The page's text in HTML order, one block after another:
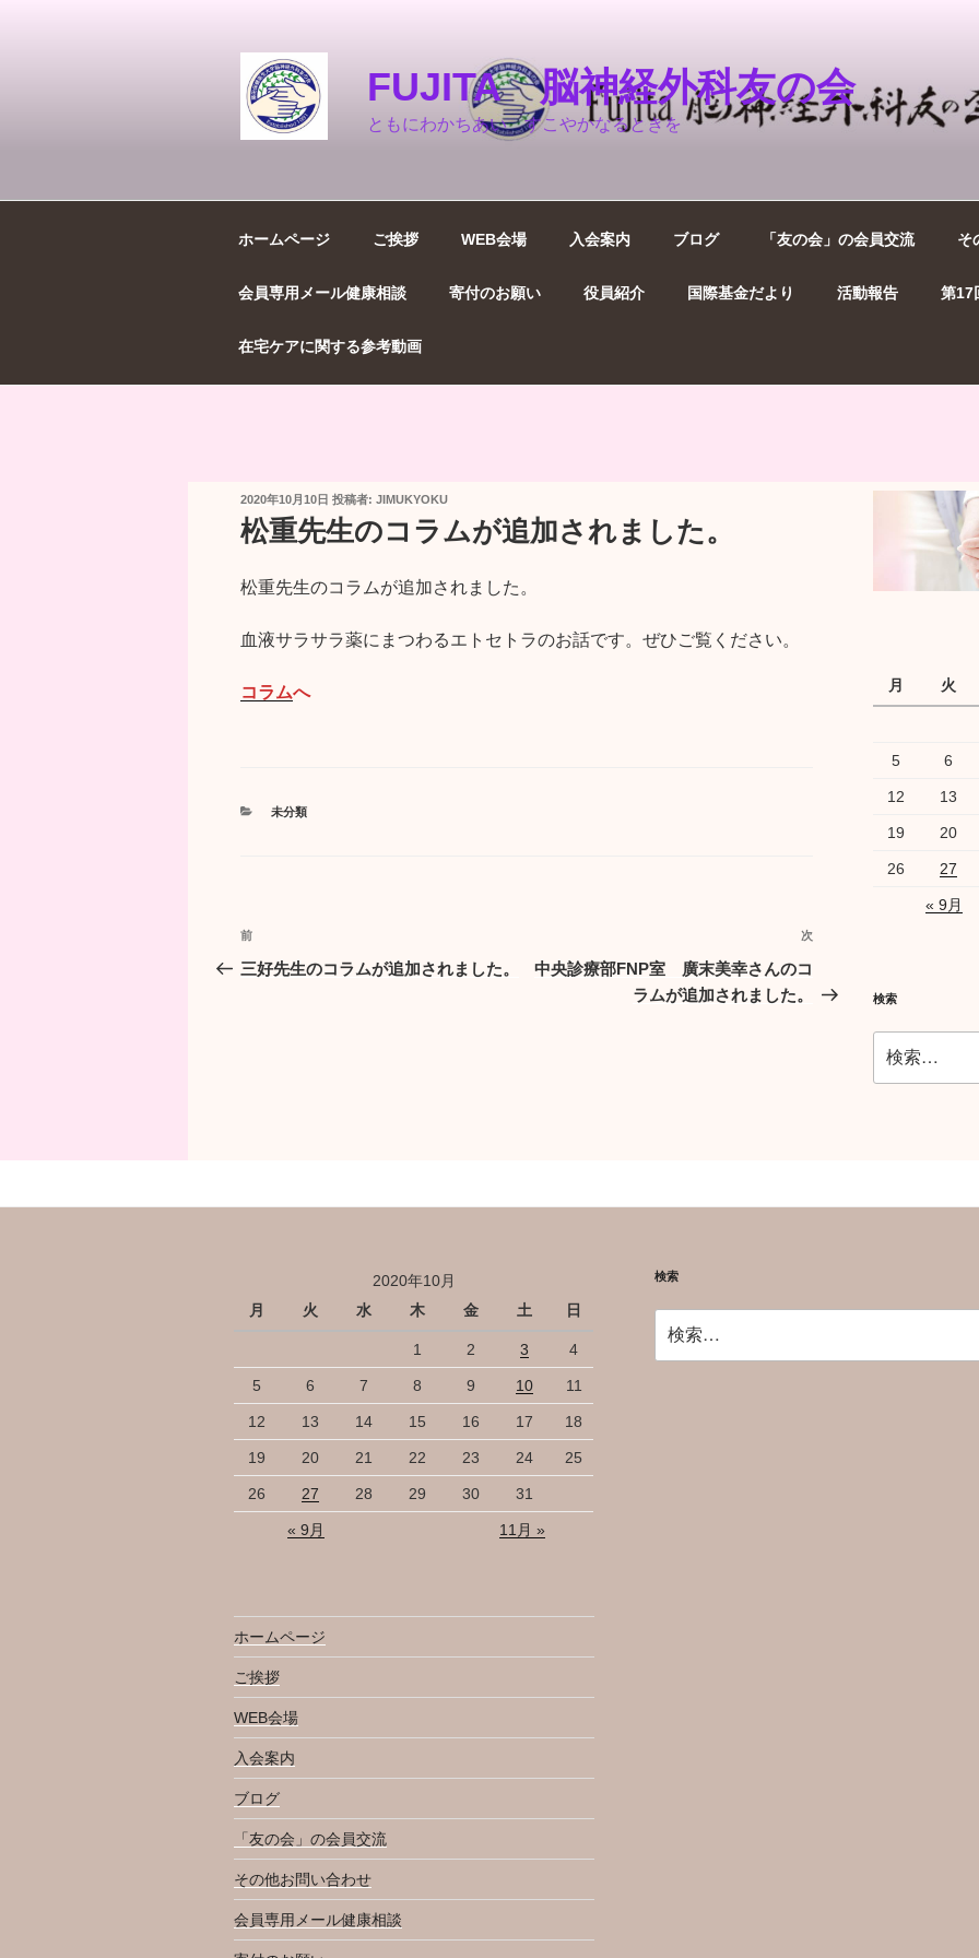
FUJITA 脳神経外科友の会
ともにわかちあい すこやかなるときを
ホームページ ご挨拶 WEB会場 入会案内 ブログ 「友の会」の会員交流 そ
会員専用メール健康相談 寄付のお願い 役員紹介 国際基金だより 活動報告 第17
在宅ケアに関する参考動画
投
稿
日:
2020年10月10日 投稿者: JIMUKYOKU
松重先生のコラムが追加されました。
松重先生のコラムが追加されました。
血液サラサラ薬にまつわるエトセトラのお話です。ぜひご覧ください。
コラムへ
カ
未分類
投
稿
ョ
前
の
前
三好先生のコラムが追加されました。
次
投
次
中央診療部FNP室 廣末美幸さんのコ
ラムが追加されました。
月
火
5 6
12 13
19 20
26 27
« 9月
検索
索:
2020年10月
月
火 水 木 金 土 日
1 2 3 4
5 6 7 8 9 10 11
12 13 14 15 16 17 18
19 20 21 22 23 24 25
26 27 28 29 30 31
« 9月 11月 »
ホームページ
ご挨拶
WEB会場
入会案内
ブログ
「友の会」の会員交流
その他お問い合わせ
会員専用メール健康相談
検索
索: